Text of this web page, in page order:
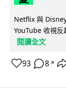
Netflix 與
YouTube 收視
閱讀全文
93 8 ↗